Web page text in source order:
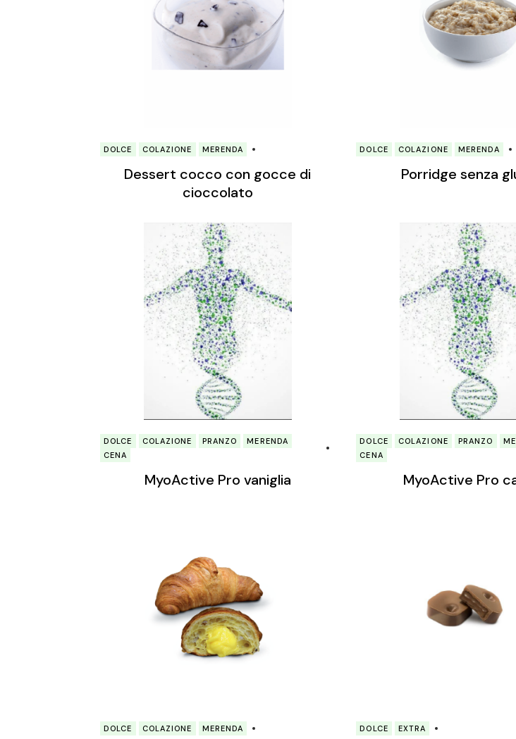
DOLCE COLAZIONE MERENDA
Dessert cocco con gocce di
cioccolato
DOLCE COLAZIONE MERENDA
Porridge senza
DOLCE COLAZIONE PRANZO
MERENDA
CENA
MyoActive Pro vaniglia
DOLCE COLAZIONE PRANZO
CENA
MyoActive Pro
DOLCE COLAZIONE MERENDA DOLCE EXTRA